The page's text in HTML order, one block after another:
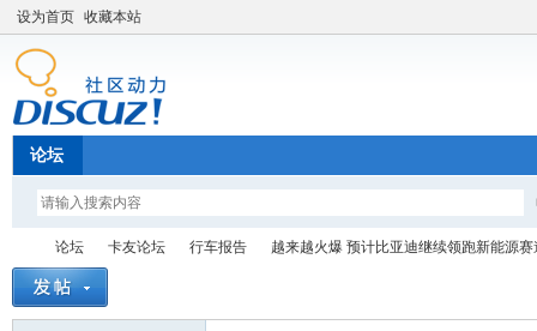
设为首页 收藏本站
论坛
论坛 卡友论坛 行车报告 越来越火爆 预计比亚迪继续领跑新能源赛